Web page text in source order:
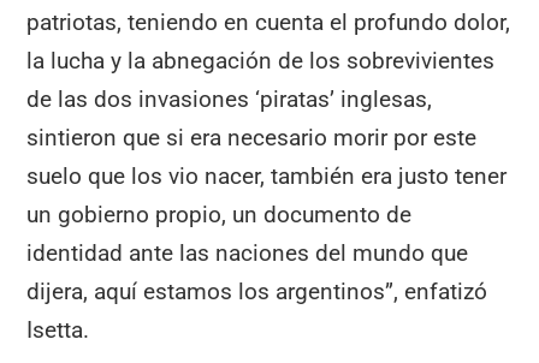
patriotas, teniendo en cuenta el profundo dolor,
la lucha y la abnegación de los sobrevivientes
de las dos invasiones ‘piratas’ inglesas,
sintieron que si era necesario morir por este
suelo que los vio nacer, también era justo tener
un gobierno propio, un documento de
identidad ante las naciones del mundo que
dijera, aquí estamos los argentinos”, enfatizó
Isetta.